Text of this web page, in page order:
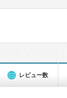
レビュー数